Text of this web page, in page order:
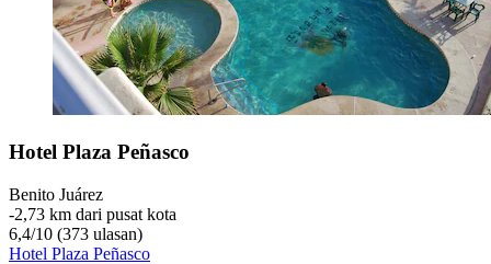
Hotel Plaza Peñasco
Benito Juárez
‐2,73 km dari pusat kota
6,4/10 (373 ulasan)
Hotel Plaza Peñasco